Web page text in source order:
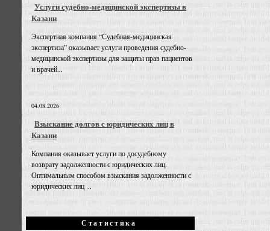
Услуги судебно-медицинской экспертизы в
Казани
Экспертная компания “Судебная-медицинская
экспертиза” оказывает услуги проведения судебно-
медицинской экспертизы для защиты прав пациентов
и врачей...
04.08.2026
Взыскание долгов с юридических лиц в
Казани
Компания оказывает услуги по досудебному
возврату задолженности с юридических лиц.
Оптимальным способом взыскания задолженности с
юридических лиц ...
Статистика